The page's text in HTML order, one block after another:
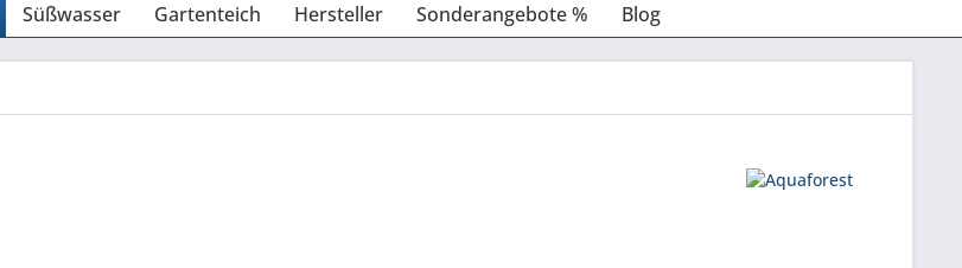
Süßwasser Gartenteich Hersteller Sonderangebote % Blog